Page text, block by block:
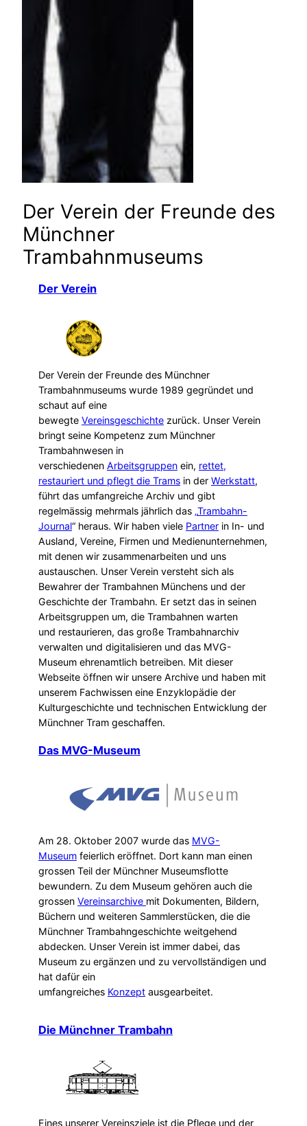
Der Verein der Freunde des
Münchner
Trambahnmuseums
Der Verein
Der Verein der Freunde des Münchner
Trambahnmuseums wurde 1989 gegründet und
schaut auf eine
bewegte Vereinsgeschichte zurück. Unser Verein
bringt seine Kompetenz zum Münchner
Trambahnwesen in
verschiedenen Arbeitsgruppen ein, rettet,
restauriert und pflegt die Trams in der Werkstatt,
führt das umfangreiche Archiv und gibt
regelmässig mehrmals jährlich das „Trambahn-
Journal“ heraus. Wir haben viele Partner in In- und
Ausland, Vereine, Firmen und Medienunternehmen,
mit denen wir zusammenarbeiten und uns
austauschen. Unser Verein versteht sich als
Bewahrer der Trambahnen Münchens und der
Geschichte der Trambahn. Er setzt das in seinen
Arbeitsgruppen um, die Trambahnen warten
und restaurieren, das große Trambahnarchiv
verwalten und digitalisieren und das MVG-
Museum ehrenamtlich betreiben. Mit dieser
Webseite öffnen wir unsere Archive und haben mit
unserem Fachwissen eine Enzyklopädie der
Kulturgeschichte und technischen Entwicklung der
Münchner Tram geschaffen.
Das MVG-Museum
Am 28. Oktober 2007 wurde das MVG-
Museum feierlich eröffnet. Dort kann man einen
grossen Teil der Münchner Museumsflotte
bewundern. Zu dem Museum gehören auch die
grossen Vereinsarchive mit Dokumenten, Bildern,
Büchern und weiteren Sammlerstücken, die die
Münchner Trambahngeschichte weitgehend
abdecken. Unser Verein ist immer dabei, das
Museum zu ergänzen und zu vervollständigen und
hat dafür ein
umfangreiches Konzept ausgearbeitet.
Die Münchner Trambahn
Eines unserer Vereinsziele ist die Pflege und der